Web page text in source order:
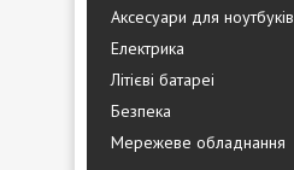
Аксесуари для ноутбуків
Електрика
Літієві батареі
Безпека
Мережеве обладнання